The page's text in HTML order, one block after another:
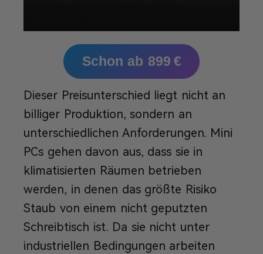
Schon ab 899 €
Dieser Preisunterschied liegt nicht an
billiger Produktion, sondern an
unterschiedlichen Anforderungen. Mini
PCs gehen davon aus, dass sie in
klimatisierten Räumen betrieben
werden, in denen das größte Risiko
Staub von einem nicht geputzten
Schreibtisch ist. Da sie nicht unter
industriellen Bedingungen arbeiten